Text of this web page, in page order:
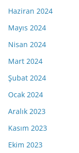
Haziran 2024
Mayıs 2024
Nisan 2024
Mart 2024
Şubat 2024
Ocak 2024
Aralık 2023
Kasım 2023
Ekim 2023